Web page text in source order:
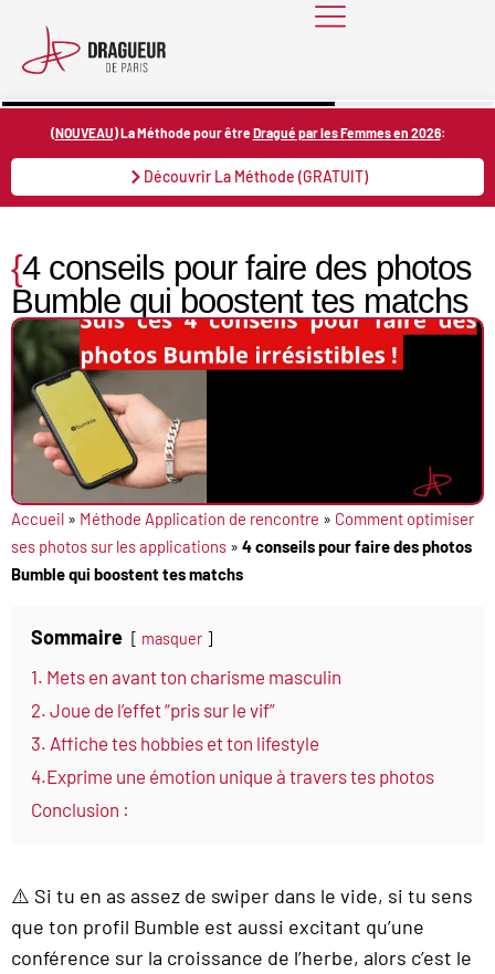
content
(NOUVEAU) La Méthode pour être Dragué par les Femmes en 2026:
Découvrir La Méthode (GRATUIT)
{4 conseils pour faire des photos
Bumble qui boostent tes matchs
Accueil » Méthode Application de rencontre » Comment optimiser
ses photos sur les applications » 4 conseils pour faire des photos
Bumble qui boostent tes matchs
Sommaire masquer
1. Mets en avant ton charisme masculin
2. Joue de l’effet “pris sur le vif”
3. Affiche tes hobbies et ton lifestyle
4.Exprime une émotion unique à travers tes photos
Conclusion :
⚠️ Si tu en as assez de swiper dans le vide, si tu sens
que ton profil Bumble est aussi excitant qu’une
conférence sur la croissance de l’herbe, alors c’est le